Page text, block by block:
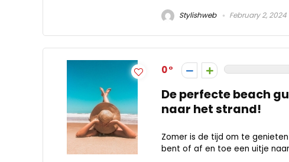
Stylishweb February 2, 2024
0
De perfecte beach
naar het strand!
Zomer is de tijd om te
bent of af en toe een uitje